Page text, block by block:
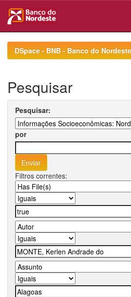
navigationDSpace - BNB - Banco do
Pesquisar
Pesquisar:
por
Filtros correntes: